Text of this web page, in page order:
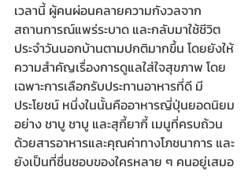
เวลานี้ ผู้คนผ่อนคลายความกังวลจาก
สถานการณ์แพร่ระบาด และกลับมาใช้ชีวิต
ประจำวันนอกบ้านตามปกติมากขึ้น โดยยังให้
ความสำคัญเรื่องการดูแลใส่ใจสุขภาพ โดย
เฉพาะการเลือกรับประทานอาหารที่ดี มี
ประโยชน์ หนึ่งในนั้นคืออาหารญี่ปุ่นยอดนิยม
อย่าง ชาบู ชาบู และสุกี้ยากี้ เมนูที่ครบถ้วน
ด้วยสารอาหารและคุณค่าทางโภชนาการ และ
ยังเป็นที่ชื่นชอบของใครหลาย ๆ คนอยู่เสมอ